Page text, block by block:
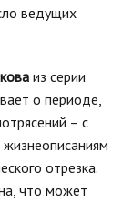
ведущих
из серии
о периоде,
– с
отрезка.
что может